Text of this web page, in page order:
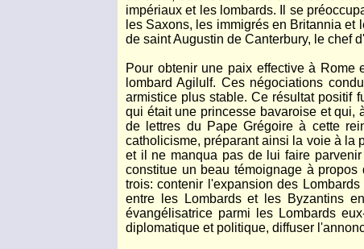
impériaux et les lombards. Il se
les Saxons, les immigrés en Britannia
de saint Augustin de Canterbury, le chef
Pour obtenir une paix effective à Rome
lombard Agilulf. Ces négociations
armistice plus stable. Ce résultat positif
qui était une princesse bavaroise et qui,
de lettres du Pape Grégoire à cette
catholicisme, préparant ainsi la voie à la
et il ne manqua pas de lui faire
constitue un beau témoignage à
trois: contenir l'expansion des
entre les Lombards et les Byzantins
évangélisatrice parmi les Lombards
diplomatique et politique, diffuser